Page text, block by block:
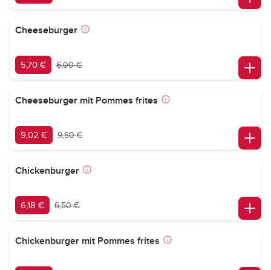
Cheeseburger
5,70 € 6,00 €
Cheeseburger mit Pommes frites
9,02 € 9,50 €
Chickenburger
6,18 € 6,50 €
Chickenburger mit Pommes frites